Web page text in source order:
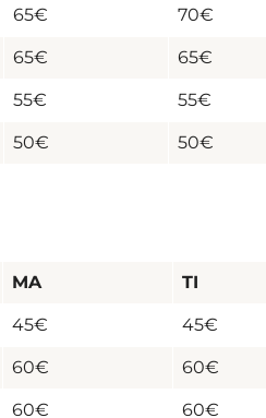
65€ 70€
65€ 65€
55€ 55€
50€ 50€
MA TI
45€ 45€
60€ 60€
60€ 60€